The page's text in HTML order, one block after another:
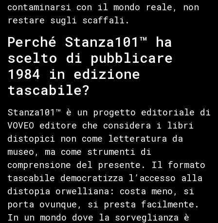
contaminarsi con il mondo reale, non
restare sugli scaffali.
Perché Stanza101™ ha
scelto di pubblicare
1984 in edizione
tascabile?
Stanza101™ è un progetto editoriale di
VOVEO editore che considera i libri
distopici non come letteratura da
museo, ma come strumenti di
comprensione del presente. Il formato
tascabile democratizza l’accesso alla
distopia orwelliana: costa meno, si
porta ovunque, si presta facilmente.
In un mondo dove la sorveglianza è